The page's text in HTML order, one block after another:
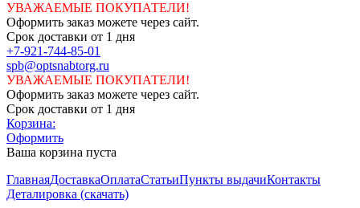
УВАЖАЕМЫЕ ПОКУПАТЕЛИ!
Оформить заказ можете через сайт.
Срок доставки от 1 дня
+7-921-744-85-01
spb@optsnabtorg.ru
УВАЖАЕМЫЕ ПОКУПАТЕЛИ!
Оформить заказ можете через сайт.
Срок доставки от 1 дня
Корзина:
Оформить
Ваша корзина пуста
ГлавнаяДоставкаОплатаСтатьиПункты выдачиКонтакты
Деталировка (скачать)